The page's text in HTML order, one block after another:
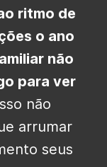
ritmo de
o ano
não
para ver
não
arrumar
seus